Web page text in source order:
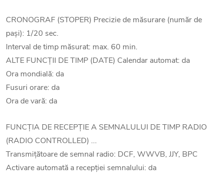
CRONOGRAF (STOPER) Precizie de măsurare (număr de
pași): 1/20 sec.
Interval de timp măsurat: max. 60 min.
ALTE FUNCȚII DE TIMP (DATE) Calendar automat: da
Ora mondială: da
Fusuri orare: da
Ora de vară: da
FUNCȚIA DE RECEPȚIE A SEMNALULUI DE TIMP RADIO
(RADIO CONTROLLED) ...
Transmițătoare de semnal radio: DCF, WWVB, JJY, BPC
Activare automată a recepției semnalului: da